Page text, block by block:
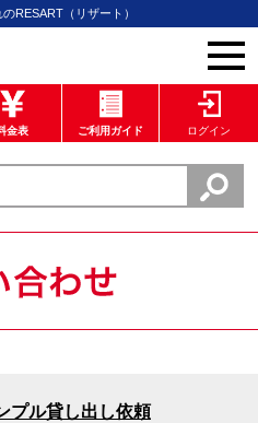
RESART（リザート）
金表 ご利用ガイド ログイン
プル貸し出し依頼